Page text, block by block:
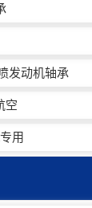
发动机轴承
空
用